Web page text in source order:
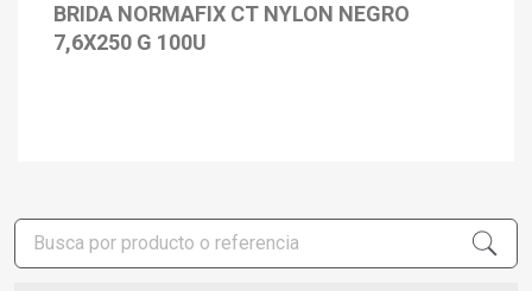
BRIDA NORMAFIX CT NYLON NEGRO
7,6X250 G 100U